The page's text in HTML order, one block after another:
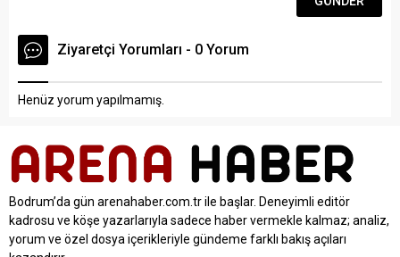
Ziyaretçi Yorumları - 0 Yorum
Henüz yorum yapılmamış.
Bodrum’da gün arenahaber.com.tr ile başlar. Deneyimli editör
kadrosu ve köşe yazarlarıyla sadece haber vermekle kalmaz; analiz,
yorum ve özel dosya içerikleriyle gündeme farklı bakış açıları